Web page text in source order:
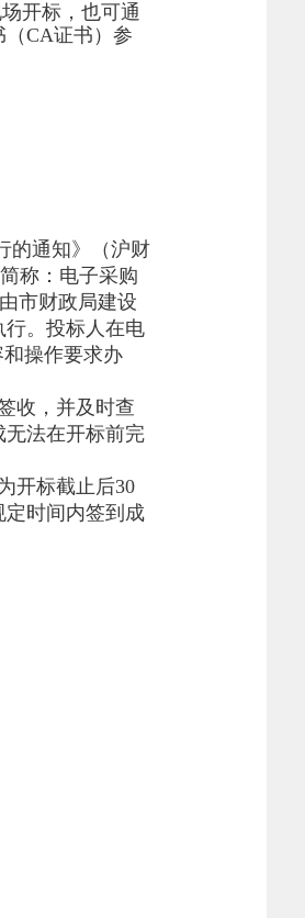
开标，也可通
CA证书）参
的通知》（沪财
称：电子采购
市财政局建设
。投标人在电
操作要求办
收，并及时查
法在开标前完
开标截止后30
定时间内签到成